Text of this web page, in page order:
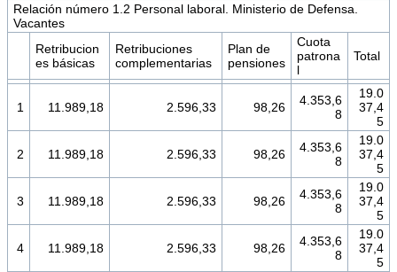
Relación número 1.2 Personal laboral. Ministerio de Defensa.
Vacantes
Retribucion
es básicas
Retribuciones
complementarias
Plan de
pensiones
Cuota
patrona
l
Total
1 11.989,18 2.596,33 98,26
4.353,6
8
19.0
37,4
5
2 11.989,18 2.596,33 98,26
4.353,6
8
19.0
37,4
5
3 11.989,18 2.596,33 98,26
4.353,6
8
19.0
37,4
5
4 11.989,18 2.596,33 98,26
4.353,6
8
19.0
37,4
5